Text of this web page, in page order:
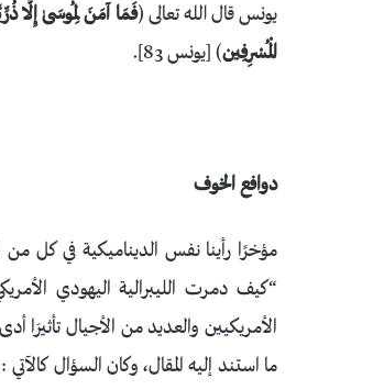
يونس قال الله تعالى (فَمَا آمَنَ لِمُوسَىٰ إِلَّا
الْمُسْرِفِين) [يونس 83].
دوافع الخوف
“كيف دمرت الليبرالية اليهودي
ما استند إليه المقال، وكان السؤال